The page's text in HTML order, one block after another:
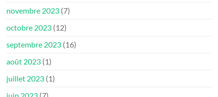
novembre 2023 (7)
octobre 2023 (12)
septembre 2023 (16)
août 2023 (1)
juillet 2023 (1)